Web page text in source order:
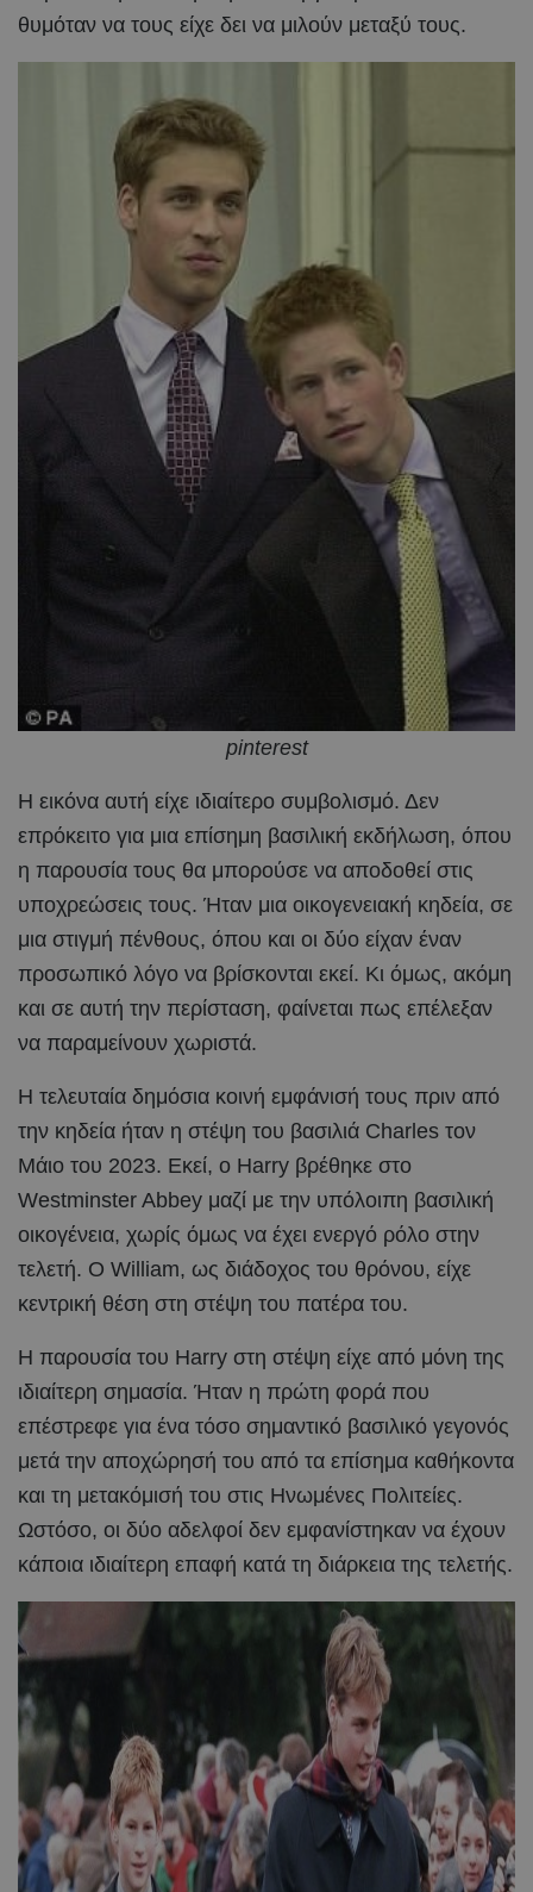
θυμόταν να τους είχε δει να μιλούν μεταξύ τους.
pinterest
Η εικόνα αυτή είχε ιδιαίτερο συμβολισμό. Δεν
επρόκειτο για μια επίσημη βασιλική εκδήλωση, όπου
η παρουσία τους θα μπορούσε να αποδοθεί στις
υποχρεώσεις τους. Ήταν μια οικογενειακή κηδεία, σε
μια στιγμή πένθους, όπου και οι δύο είχαν έναν
προσωπικό λόγο να βρίσκονται εκεί. Κι όμως, ακόμη
και σε αυτή την περίσταση, φαίνεται πως επέλεξαν
να παραμείνουν χωριστά.
Η τελευταία δημόσια κοινή εμφάνισή τους πριν από
την κηδεία ήταν η στέψη του βασιλιά Charles τον
Μάιο του 2023. Εκεί, ο Harry βρέθηκε στο
Westminster Abbey μαζί με την υπόλοιπη βασιλική
οικογένεια, χωρίς όμως να έχει ενεργό ρόλο στην
τελετή. Ο William, ως διάδοχος του θρόνου, είχε
κεντρική θέση στη στέψη του πατέρα του.
Η παρουσία του Harry στη στέψη είχε από μόνη της
ιδιαίτερη σημασία. Ήταν η πρώτη φορά που
επέστρεφε για ένα τόσο σημαντικό βασιλικό γεγονός
μετά την αποχώρησή του από τα επίσημα καθήκοντα
και τη μετακόμισή του στις Ηνωμένες Πολιτείες.
Ωστόσο, οι δύο αδελφοί δεν εμφανίστηκαν να έχουν
κάποια ιδιαίτερη επαφή κατά τη διάρκεια της τελετής.